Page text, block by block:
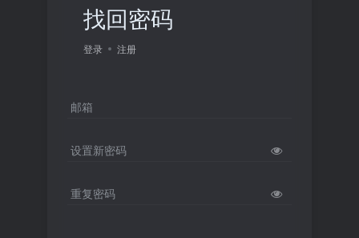
找回密码
登录 注册
邮箱
设置新密码
重复密码